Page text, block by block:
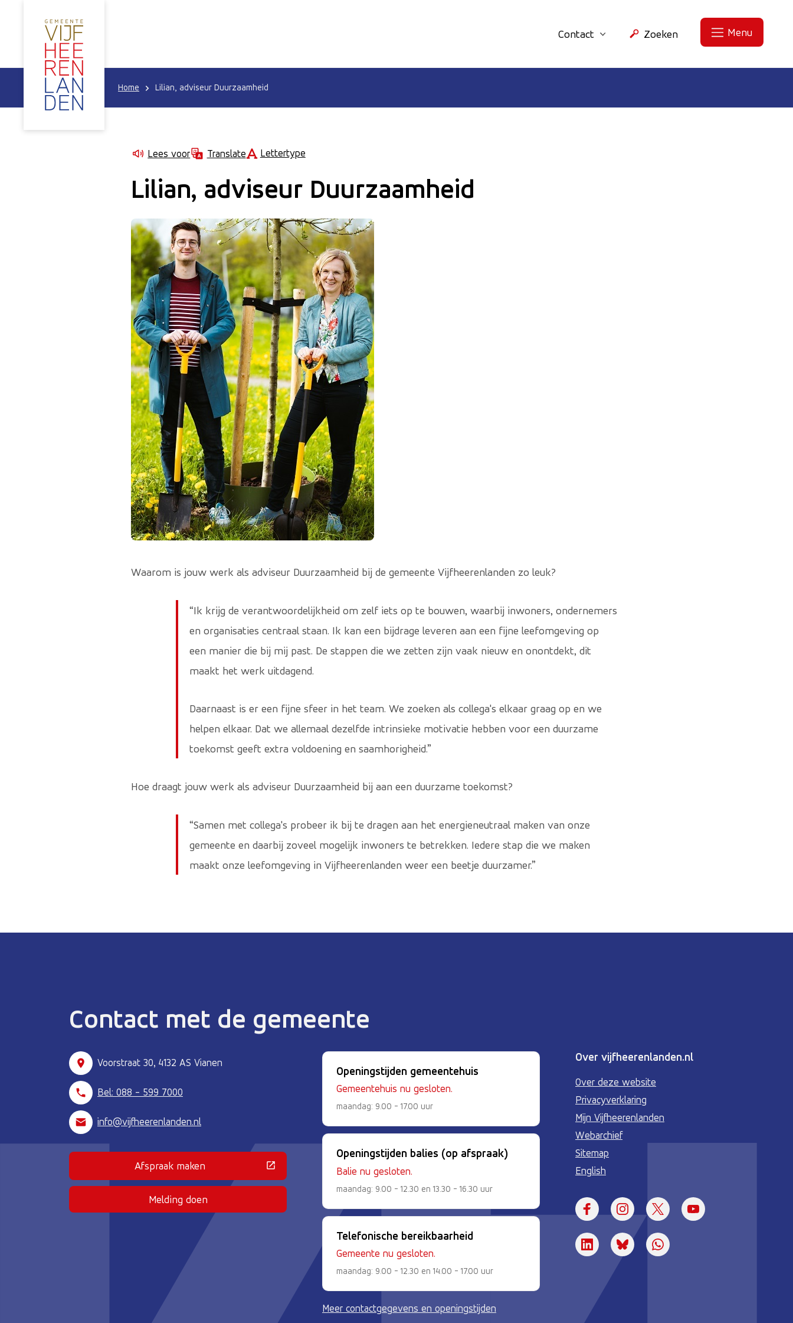
Contact Zoeken Menu
Home Lilian, adviseur Duurzaamheid
Lees voor Translate Lettertype
Lilian, adviseur Duurzaamheid
Waarom is jouw werk als adviseur Duurzaamheid bij de gemeente Vijfheerenlanden zo leuk?
“Ik krijg de verantwoordelijkheid om zelf iets op te bouwen, waarbij inwoners, ondernemers
en organisaties centraal staan. Ik kan een bijdrage leveren aan een fijne leefomgeving op
een manier die bij mij past. De stappen die we zetten zijn vaak nieuw en onontdekt, dit
maakt het werk uitdagend.
Daarnaast is er een fijne sfeer in het team. We zoeken als collega's elkaar graag op en we
helpen elkaar. Dat we allemaal dezelfde intrinsieke motivatie hebben voor een duurzame
toekomst geeft extra voldoening en saamhorigheid.”
Hoe draagt jouw werk als adviseur Duurzaamheid bij aan een duurzame toekomst?
“Samen met collega's probeer ik bij te dragen aan het energieneutraal maken van onze
gemeente en daarbij zoveel mogelijk inwoners te betrekken. Iedere stap die we maken
maakt onze leefomgeving in Vijfheerenlanden weer een beetje duurzamer.”
Contact met de gemeente
Voorstraat 30, 4132 AS Vianen
Bel: 088 - 599 7000
info@vijfheerenlanden.nl
Afspraak maken(Deze link gaat naar een externe website)
Melding doen
Openingstijden gemeentehuis
Gemeentehuis nu gesloten.
maandag: 9.00 - 17.00 uur
Openingstijden balies (op afspraak)
Balie nu gesloten.
maandag: 9.00 - 12.30 en 13.30 - 16.30 uur
Telefonische bereikbaarheid
Gemeente nu gesloten.
maandag: 9.00 - 12.30 en 14.00 - 17.00 uur
Meer contactgegevens en openingstijden
Over vijfheerenlanden.nl
Over deze website
Privacyverklaring
Mijn Vijfheerenlanden
Webarchief
Sitemap
English